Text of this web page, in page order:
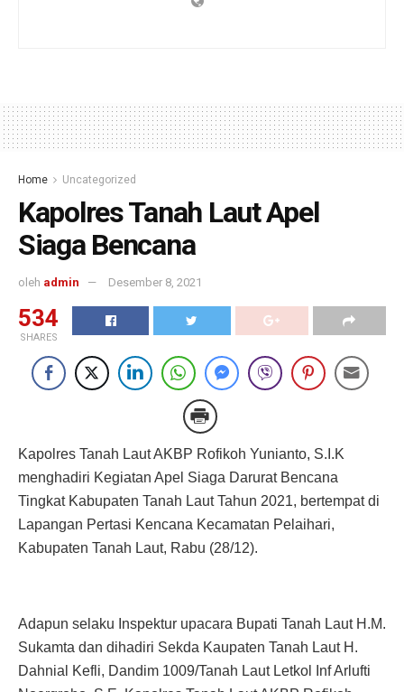
Home Uncategorized
Kapolres Tanah Laut Apel
Siaga Bencana
oleh admin Desember 8, 2021
534
SHARES
Kapolres Tanah Laut AKBP Rofikoh Yunianto, S.I.K
menghadiri Kegiatan Apel Siaga Darurat Bencana
Tingkat Kabupaten Tanah Laut Tahun 2021, bertempat di
Lapangan Pertasi Kencana Kecamatan Pelaihari,
Kabupaten Tanah Laut, Rabu (28/12).
Adapun selaku Inspektur upacara Bupati Tanah Laut H.M.
Sukamta dan dihadiri Sekda Kaupaten Tanah Laut H.
Dahnial Kefli, Dandim 1009/Tanah Laut Letkol Inf Arlufti